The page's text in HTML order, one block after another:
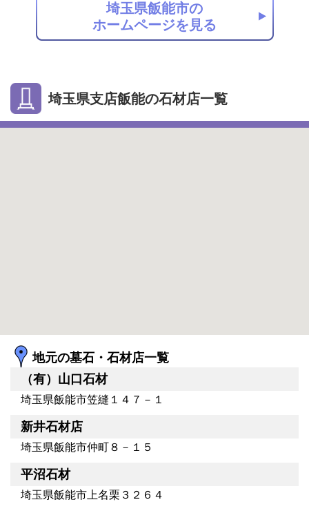
埼玉県飯能市の
ホームページを見る
埼玉県支店飯能の石材店一覧
地元の墓石・石材店一覧
（有）山口石材
埼玉県飯能市笠縫１４７－１
新井石材店
埼玉県飯能市仲町８－１５
平沼石材
埼玉県飯能市上名栗３２６４